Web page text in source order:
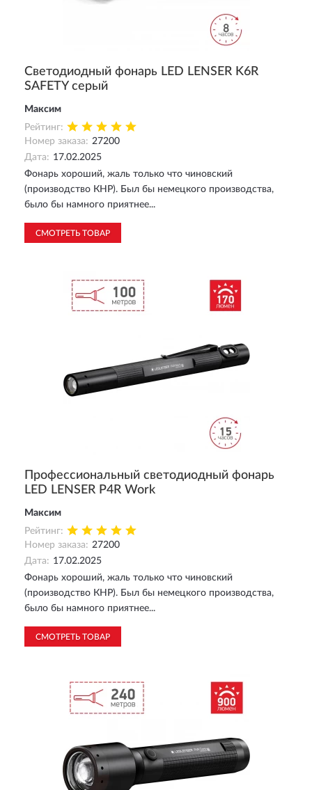
Светодиодный фонарь LED LENSER K6R
SAFETY серый
Максим
Рейтинг:
Номер заказа: 27200
Дата: 17.02.2025
Фонарь хороший, жаль только что чиновский
(производство КНР). Был бы немецкого производства,
было бы намного приятнее...
СМОТРЕТЬ ТОВАР
Профессиональный светодиодный фонарь
LED LENSER P4R Work
Максим
Рейтинг:
Номер заказа: 27200
Дата: 17.02.2025
Фонарь хороший, жаль только что чиновский
(производство КНР). Был бы немецкого производства,
было бы намного приятнее...
СМОТРЕТЬ ТОВАР